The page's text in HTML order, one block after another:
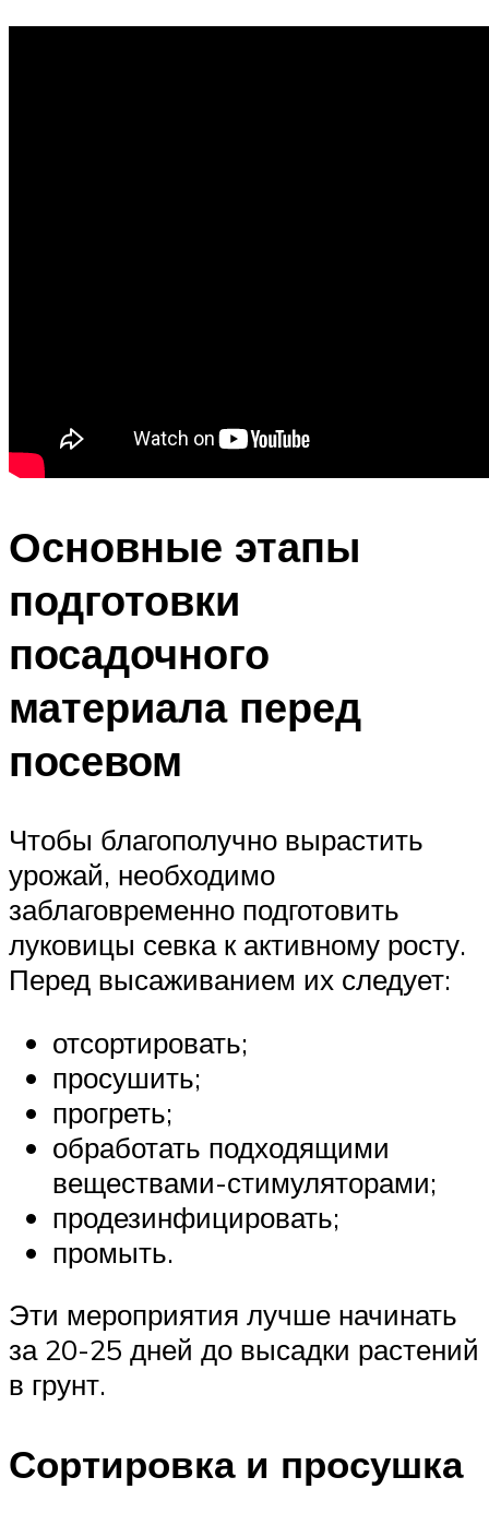
Основные этапы
подготовки
посадочного
материала перед
посевом
Чтобы благополучно вырастить
урожай, необходимо
заблаговременно подготовить
луковицы севка к активному росту.
Перед высаживанием их следует:
отсортировать;
просушить;
прогреть;
обработать подходящими
веществами-стимуляторами;
продезинфицировать;
промыть.
Эти мероприятия лучше начинать
за 20-25 дней до высадки растений
в грунт.
Сортировка и просушка